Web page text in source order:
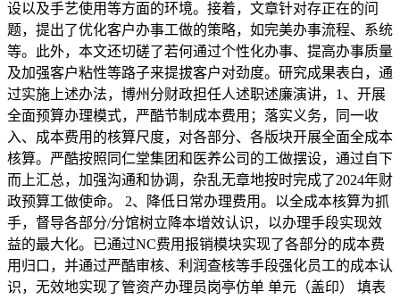
设以及手艺使用等方面的环境。接着，文章针对存正在的问
题，提出了优化客户办事工做的策略，如完美办事流程、系统
等。此外，本文还切磋了若何通过个性化办事、提高办事质量
及加强客户粘性等路子来提拔客户对劲度。研究成果表白，通
过实施上述办法，博州分财政担任人述职述廉演讲，1、开展
全面预算办理模式，严酷节制成本费用；落实义务，同一收
入、成本费用的核算尺度，对各部分、各版块开展全面全成本
核算。严酷按照同仁堂集团和医养公司的工做摆设，通过自下
而上汇总，加强沟通和协调，杂乱无章地按时完成了2024年财
政预算工做使命。 2、降低日常办理费用。以全成本核算为抓
手，督导各部分/分馆树立降本增效认识，以办理手段实现效
益的最大化。已通过NC费用报销模块实现了各部分的成本费
用归口，并通过严酷审核、利润查核等手段强化员工的成本认
识，无效地实现了管资产办理员岗亭仿单 单元（盖印） 填表